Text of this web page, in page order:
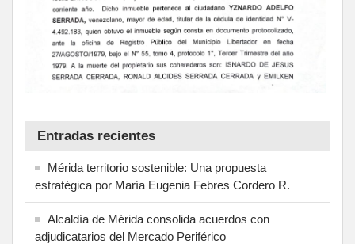
Entradas recientes
Mérida territorio sostenible: Una propuesta
estratégica por María Eugenia Febres Cordero R.
Alcaldía de Mérida consolida acuerdos con
adjudicatarios del Mercado Periférico